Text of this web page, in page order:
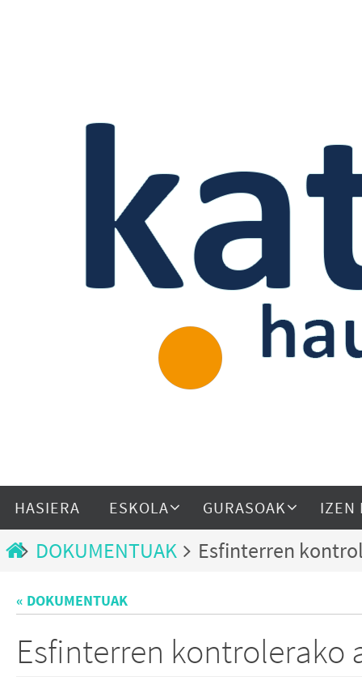
HASIERA ESKOLA GURASOAK IZEN
DOKUMENTUAK Esfinterren
« DOKUMENTUAK
Esfinterren kontrolerako